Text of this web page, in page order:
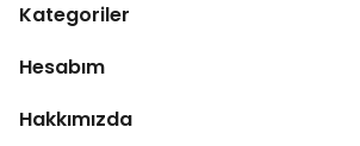
Kategoriler
Hesabım
Hakkımızda